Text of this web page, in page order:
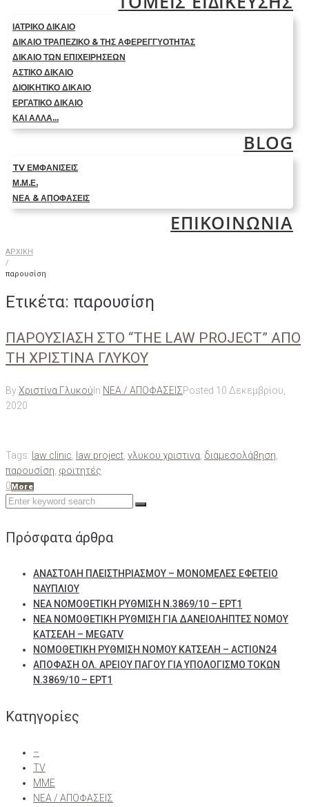
ΙΑΤΡΙΚΟ ΔΙΚΑΙΟ
ΔΙΚΑΙΟ ΤΡΑΠΕΖΙΚΟ & ΤΗΣ ΑΦΕΡΕΓΓΥΟΤΗΤΑΣ
ΔΙΚΑΙΟ ΤΩΝ ΕΠΙΧΕΙΡΗΣΕΩΝ
ΑΣΤΙΚΟ ΔΙΚΑΙΟ
ΔΙΟΙΚΗΤΙΚΟ ΔΙΚΑΙΟ
ΕΡΓΑΤΙΚΟ ΔΙΚΑΙΟ
ΚΑΙ ΑΛΛΑ…
BLOG
TV ΕΜΦΑΝΙΣΕΙΣ
Μ.Μ.Ε.
ΝΕΑ & ΑΠΟΦΑΣΕΙΣ
ΕΠΙΚΟΙΝΩΝΙΑ
ΑΡΧΙΚΗ
/
παρουσίση
Ετικέτα: παρουσίση
ΠΑΡΟΥΣΙΑΣΗ ΣΤΟ “THE LAW PROJECT” ΑΠΟ
ΤΗ ΧΡΙΣΤΙΝΑ ΓΛΥΚΟΥ
ByΧριστίνα Γλυκού In ΝΕΑ / ΑΠΟΦΑΣΕΙΣPosted 10 Δεκεμβρίου,
2020
Tags: law clinic law project γλυκου χριστινα διαμεσολάβηση
παρουσίση φοιτητές
0 More
Search
Πρόσφατα άρθρα
ΑΝΑΣΤΟΛΗ ΠΛΕΙΣΤΗΡΙΑΣΜΟΥ – ΜΟΝΟΜΕΛΕΣ ΕΦΕΤΕΙΟ
ΝΑΥΠΛΙΟΥ
ΝΕΑ ΝΟΜΟΘΕΤΙΚΗ ΡΥΘΜΙΣΗ Ν.3869/10 – ΕΡΤ1
ΝΕΑ ΝΟΜΟΘΕΤΙΚΗ ΡΥΘΜΙΣΗ ΓΙΑ ΔΑΝΕΙΟΛΗΠΤΕΣ ΝΟΜΟΥ
ΚΑΤΣΕΛΗ – MEGATV
ΝΟΜΟΘΕΤΙΚΗ ΡΥΘΜΙΣΗ ΝΟΜΟΥ ΚΑΤΣΕΛΗ – ACTION24
ΑΠΟΦΑΣΗ ΟΛ. ΑΡΕΙΟΥ ΠΑΓΟΥ ΓΙΑ ΥΠΟΛΟΓΙΣΜΟ ΤΟΚΩΝ
Ν.3869/10 – ΕΡΤ1
Kατηγορίες
–
TV
ΜΜΕ
ΝΕΑ / ΑΠΟΦΑΣΕΙΣ